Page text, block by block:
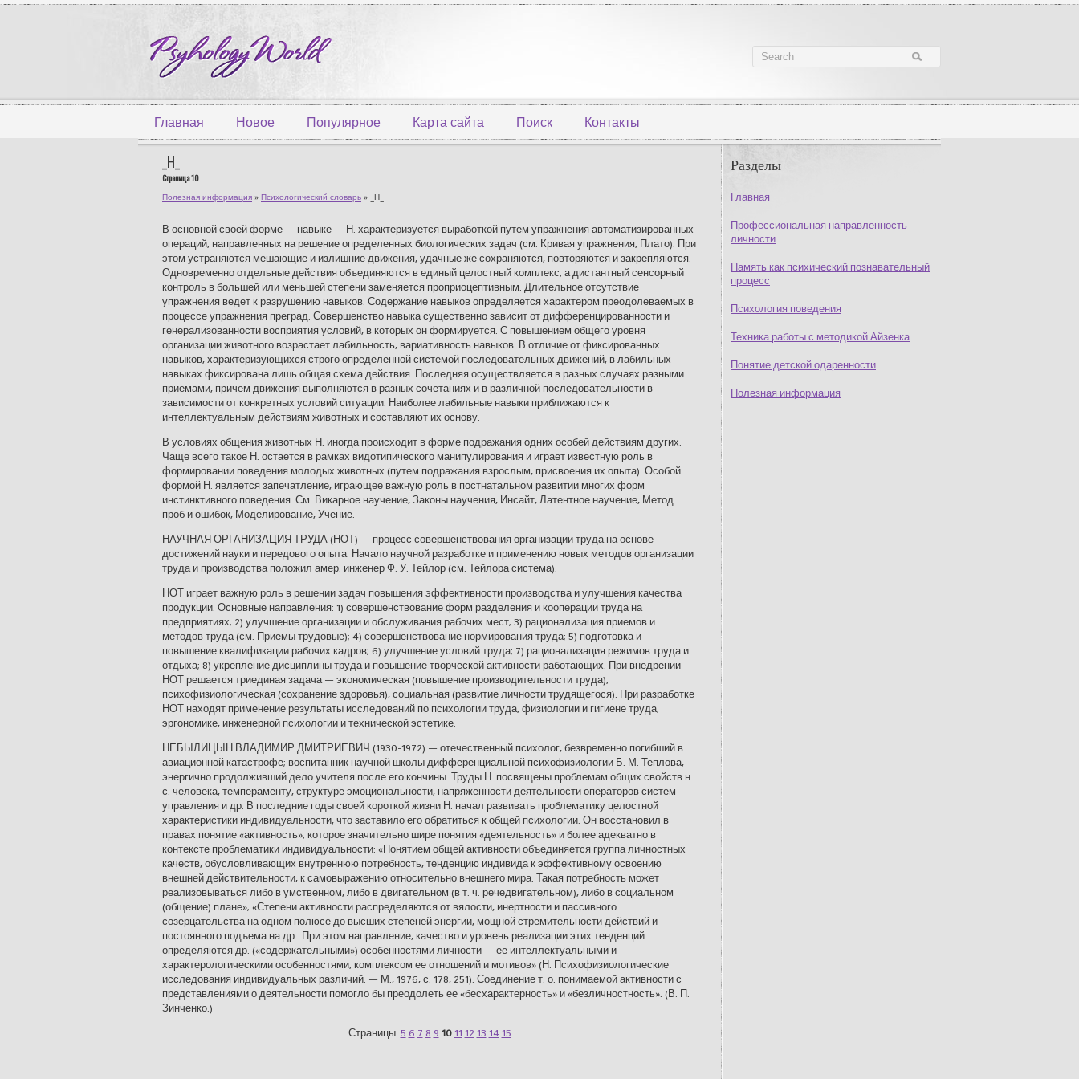
Главная Новое Популярное Карта сайта Поиск Контакты
Разделы
Главная
Профессиональная направленность
личности
Память как психический познавательный
процесс
Психология поведения
Техника работы с методикой Айзенка
Понятие детской одаренности
Полезная информация
_Н_
Страница 10
Полезная информация » Психологический словарь » _Н_
В основной своей форме — навыке — Н. характеризуется выработкой путем упражнения автоматизированных
операций, направленных на решение определенных биологических задач (см. Кривая упражнения, Плато). При
этом устраняются мешающие и излишние движения, удачные же сохраняются, повторяются и закрепляются.
Одновременно отдельные действия объединяются в единый целостный комплекс, а дистантный сенсорный
контроль в большей или меньшей степени заменяется проприоцептивным. Длительное отсутствие
упражнения ведет к разрушению навыков. Содержание навыков определяется характером преодолеваемых в
процессе упражнения преград. Совершенство навыка существенно зависит от дифференцированности и
генерализованности восприятия условий, в которых он формируется. С повышением общего уровня
организации животного возрастает лабильность, вариативность навыков. В отличие от фиксированных
навыков, характеризующихся строго определенной системой последовательных движений, в лабильных
навыках фиксирована лишь общая схема действия. Последняя осуществляется в разных случаях разными
приемами, причем движения выполняются в разных сочетаниях и в различной последовательности в
зависимости от конкретных условий ситуации. Наиболее лабильные навыки приближаются к
интеллектуальным действиям животных и составляют их основу.
В условиях общения животных Н. иногда происходит в форме подражания одних особей действиям других.
Чаще всего такое Н. остается в рамках видотипического манипулирования и играет известную роль в
формировании поведения молодых животных (путем подражания взрослым, присвоения их опыта). Особой
формой Н. является запечатление, играющее важную роль в постнатальном развитии многих форм
инстинктивного поведения. См. Викарное научение, Законы научения, Инсайт, Латентное научение, Метод
проб и ошибок, Моделирование, Учение.
НАУЧНАЯ ОРГАНИЗАЦИЯ ТРУДА (НОТ) — процесс совершенствования организации труда на основе
достижений науки и передового опыта. Начало научной разработке и применению новых методов организации
труда и производства положил амер. инженер Ф. У. Тейлор (см. Тейлора система).
НОТ играет важную роль в решении задач повышения эффективности производства и улучшения качества
продукции. Основные направления: 1) совершенствование форм разделения и кооперации труда на
предприятиях; 2) улучшение организации и обслуживания рабочих мест; 3) рационализация приемов и
методов труда (см. Приемы трудовые); 4) совершенствование нормирования труда; 5) подготовка и
повышение квалификации рабочих кадров; 6) улучшение условий труда; 7) рационализация режимов труда и
отдыха; 8) укрепление дисциплины труда и повышение творческой активности работающих. При внедрении
НОТ решается триединая задача — экономическая (повышение производительности труда),
психофизиологическая (сохранение здоровья), социальная (развитие личности трудящегося). При разработке
НОТ находят применение результаты исследований по психологии труда, физиологии и гигиене труда,
эргономике, инженерной психологии и технической эстетике.
НЕБЫЛИЦЫН ВЛАДИМИР ДМИТРИЕВИЧ (1930-1972) — отечественный психолог, безвременно погибший в
авиационной катастрофе; воспитанник научной школы дифференциальной психофизиологии Б. М. Теплова,
энергично продолживший дело учителя после его кончины. Труды Н. посвящены проблемам общих свойств н.
с. человека, темпераменту, структуре эмоциональности, напряженности деятельности операторов систем
управления и др. В последние годы своей короткой жизни Н. начал развивать проблематику целостной
характеристики индивидуальности, что заставило его обратиться к общей психологии. Он восстановил в
правах понятие «активность», которое значительно шире понятия «деятельность» и более адекватно в
контексте проблематики индивидуальности: «Понятием общей активности объединяется группа личностных
качеств, обусловливающих внутреннюю потребность, тенденцию индивида к эффективному освоению
внешней действительности, к самовыражению относительно внешнего мира. Такая потребность может
реализовываться либо в умственном, либо в двигательном (в т. ч. речедвигательном), либо в социальном
(общение) плане»; «Степени активности распределяются от вялости, инертности и пассивного
созерцательства на одном полюсе до высших степеней энергии, мощной стремительности действий и
постоянного подъема на др. .При этом направление, качество и уровень реализации этих тенденций
определяются др. («содержательными») особенностями личности — ее интеллектуальными и
характерологическими особенностями, комплексом ее отношений и мотивов» (Н. Психофизиологические
исследования индивидуальных различий. — М., 1976, с. 178, 251). Соединение т. о. понимаемой активности с
представлениями о деятельности помогло бы преодолеть ее «бесхарактерность» и «безличностность». (В. П.
Зинченко.)
Страницы: 5 6 7 8 9 10 11 12 13 14 15